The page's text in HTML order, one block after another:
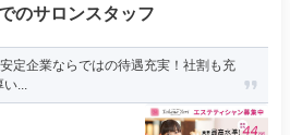
のサロンスタッフ
定企業ならではの待遇充実！社割も充
い...